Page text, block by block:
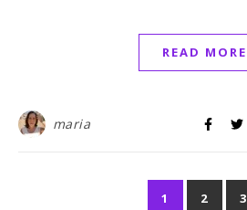
READ MORE
maria
1 2 3